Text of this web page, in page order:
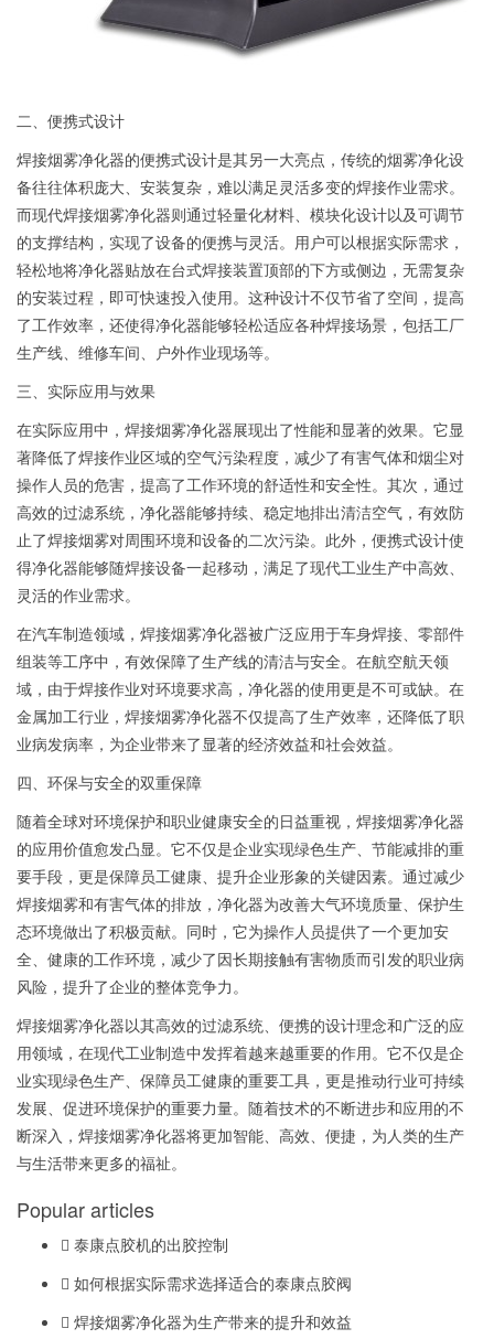
二、便携式设计
焊接烟雾净化器的便携式设计是其另一大亮点，传统的烟雾净化设
备往往体积庞大、安装复杂，难以满足灵活多变的焊接作业需求。
而现代焊接烟雾净化器则通过轻量化材料、模块化设计以及可调节
的支撑结构，实现了设备的便携与灵活。用户可以根据实际需求，
轻松地将净化器贴放在台式焊接装置顶部的下方或侧边，无需复杂
的安装过程，即可快速投入使用。这种设计不仅节省了空间，提高
了工作效率，还使得净化器能够轻松适应各种焊接场景，包括工厂
生产线、维修车间、户外作业现场等。
三、实际应用与效果
在实际应用中，焊接烟雾净化器展现出了性能和显著的效果。它显
著降低了焊接作业区域的空气污染程度，减少了有害气体和烟尘对
操作人员的危害，提高了工作环境的舒适性和安全性。其次，通过
高效的过滤系统，净化器能够持续、稳定地排出清洁空气，有效防
止了焊接烟雾对周围环境和设备的二次污染。此外，便携式设计使
得净化器能够随焊接设备一起移动，满足了现代工业生产中高效、
灵活的作业需求。
在汽车制造领域，焊接烟雾净化器被广泛应用于车身焊接、零部件
组装等工序中，有效保障了生产线的清洁与安全。在航空航天领
域，由于焊接作业对环境要求高，净化器的使用更是不可或缺。在
金属加工行业，焊接烟雾净化器不仅提高了生产效率，还降低了职
业病发病率，为企业带来了显著的经济效益和社会效益。
四、环保与安全的双重保障
随着全球对环境保护和职业健康安全的日益重视，焊接烟雾净化器
的应用价值愈发凸显。它不仅是企业实现绿色生产、节能减排的重
要手段，更是保障员工健康、提升企业形象的关键因素。通过减少
焊接烟雾和有害气体的排放，净化器为改善大气环境质量、保护生
态环境做出了积极贡献。同时，它为操作人员提供了一个更加安
全、健康的工作环境，减少了因长期接触有害物质而引发的职业病
风险，提升了企业的整体竞争力。
焊接烟雾净化器以其高效的过滤系统、便携的设计理念和广泛的应
用领域，在现代工业制造中发挥着越来越重要的作用。它不仅是企
业实现绿色生产、保障员工健康的重要工具，更是推动行业可持续
发展、促进环境保护的重要力量。随着技术的不断进步和应用的不
断深入，焊接烟雾净化器将更加智能、高效、便捷，为人类的生产
与生活带来更多的福祉。
Popular articles
泰康点胶机的出胶控制
如何根据实际需求选择适合的泰康点胶阀
焊接烟雾净化器为生产带来的提升和效益